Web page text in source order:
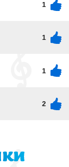
1
1
1
2